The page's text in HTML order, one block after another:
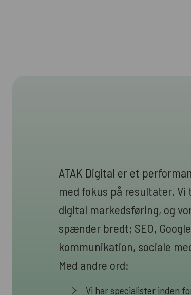
ATAK Digital er et
med fokus på resultater.
digital markedsføring, og
spænder bredt; SEO,
kommunikation, sociale
Med andre ord:
Vi har specialister inden